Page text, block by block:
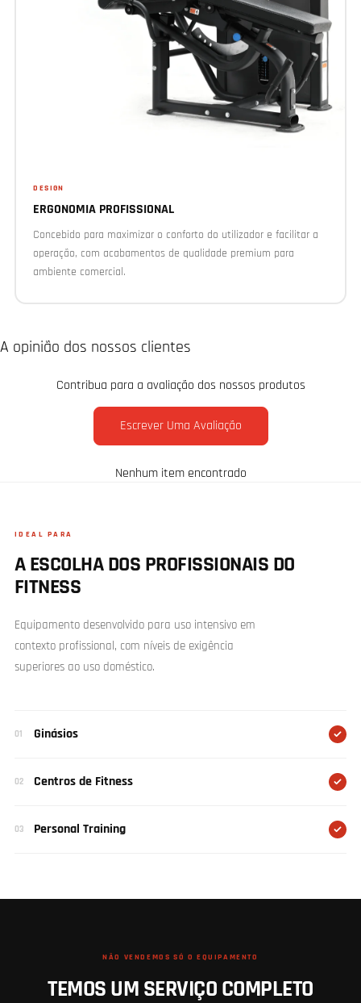
DESIGN
ERGONOMIA PROFISSIONAL
Concebido para maximizar o conforto do utilizador e facilitar a
operação, com acabamentos de qualidade premium para
ambiente comercial.
A opinião dos nossos clientes
Contribua para a avaliação dos nossos produtos
Escrever Uma Avaliação
Nenhum item encontrado
IDEAL PARA
A ESCOLHA DOS PROFISSIONAIS DO
FITNESS
Equipamento desenvolvido para uso intensivo em
contexto profissional, com níveis de exigência
superiores ao uso doméstico.
01 Ginásios
02 Centros de Fitness
03 Personal Training
NÃO VENDEMOS SÓ O EQUIPAMENTO
TEMOS UM SERVIÇO COMPLETO